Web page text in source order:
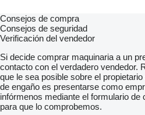
Consejos de compra
Consejos de seguridad
Verificación del vendedor
Si decide comprar maquinaria a un
contacto con el verdadero vendedor.
que le sea posible sobre el
de engaño es presentarse como
infórmenos mediante el formulario
para que lo comprobemos.